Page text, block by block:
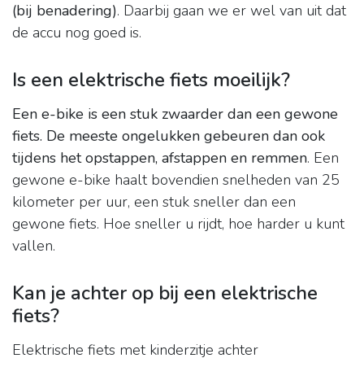
(bij benadering). Daarbij gaan we er wel van uit dat
de accu nog goed is.
Is een elektrische fiets moeilijk?
Een e-bike is een stuk zwaarder dan een gewone
fiets. De meeste ongelukken gebeuren dan ook
tijdens het opstappen, afstappen en remmen. Een
gewone e-bike haalt bovendien snelheden van 25
kilometer per uur, een stuk sneller dan een
gewone fiets. Hoe sneller u rijdt, hoe harder u kunt
vallen.
Kan je achter op bij een elektrische
fiets?
Elektrische fiets met kinderzitje achter